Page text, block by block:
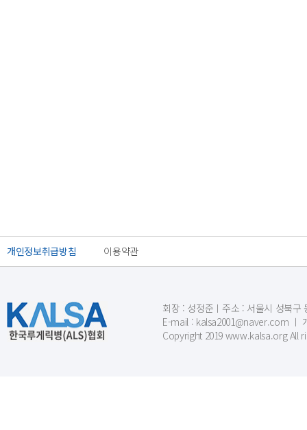
개인정보취급방침 이용약관
회장 : 성정준ㅣ주소 : 서울시 성북구
E-mail : kalsa2001@naver.com ㅣ
Copyright 2019 www.kalsa.org All